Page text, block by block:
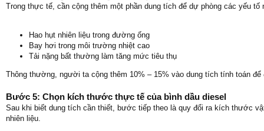
Trong thực tế, cần cộng thêm một phần dung tích để dự phòng các yếu tố
Hao hụt nhiên liệu trong đường ống
Bay hơi trong môi trường nhiệt cao
Tải nặng bất thường làm tăng mức tiêu thụ
Thông thường, người ta cộng thêm 10% – 15% vào dung tích tính toán để
Bước 5: Chọn kích thước thực tế của bình dầu diesel
Sau khi biết dung tích cần thiết, bước tiếp theo là quy đổi ra kích thước
nhiên liệu.